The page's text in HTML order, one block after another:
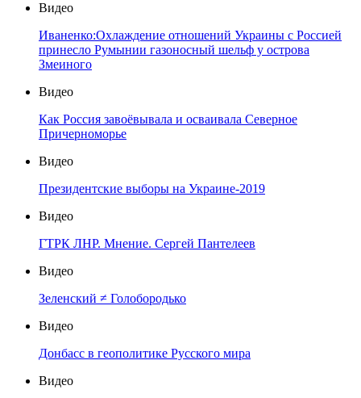
Видео
Иваненко:Охлаждение отношений Украины с Россией
принесло Румынии газоносный шельф у острова
Змеиного
Видео
Как Россия завоёвывала и осваивала Северное
Причерноморье
Видео
Президентские выборы на Украине-2019
Видео
ГТРК ЛНР. Мнение. Сергей Пантелеев
Видео
Зеленский ≠ Голобородько
Видео
Донбасс в геополитике Русского мира
Видео